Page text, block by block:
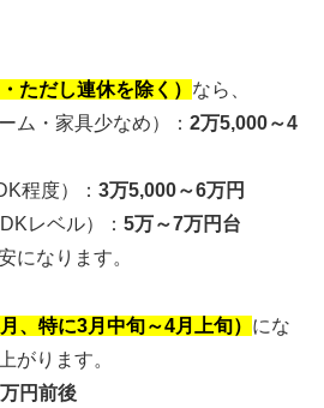
ただし連休を除く） なら、
ム・家具少なめ）： 2万5,000～4
程度）： 3万5,000～6万円
レベル）： 5万～7万円台
になります。
、特に3月中旬～4月上旬） にな
がります。
円前後